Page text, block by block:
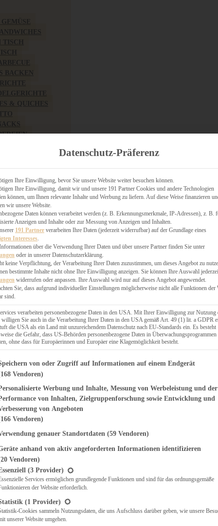
CHUTNEYS
Suche
TARTES UND PIES
–
Tarte
Datenschutz-Präferenz
Ihre Einwilligung, bevor Sie unsere Website weiter besuchen können.
Ihre Einwilligung, damit wir und unsere 191 Partner Cookies und andere Technologien
können, um Ihnen relevante Inhalte und Werbung zu liefern. Auf diese Weise finanzieren
wir unsere Website.
Daten können verarbeitet werden (z. B. Erkennungsmerkmale, IP-Adressen), z. B.
Anzeigen und Inhalte oder zur Messung von Anzeigen und Inhalten.
191 Partner verarbeiten Ihre Daten (jederzeit widerrufbar) auf der Grundlage eines
Interesses
über die Verwendung Ihrer Daten und über unsere Partner finden Sie unter
oder in unserer Datenschutzerklärung.
keine Verpflichtung, der Verarbeitung Ihrer Daten zuzustimmen, um dieses Angebot zu
bestimmte Inhalte nicht ohne Ihre Einwilligung anzeigen. Sie können Ihre Auswahl
widerrufen oder anpassen. Ihre Auswahl wird nur auf dieses Angebot angewendet.
Sie, dass aufgrund individueller Einstellungen möglicherweise nicht alle Funktionen der
sind.
verarbeiten personenbezogene Daten in den USA. Mit Ihrer Einwilligung zur Nutzung
willigen Sie auch in die Verarbeitung Ihrer Daten in den USA gemäß Art. 49 (1) lit. a GDPR
die USA als ein Land mit unzureichendem Datenschutz nach EU-Standards ein. Es besteht
die Gefahr, dass US-Behörden personenbezogene Daten in Überwachungsprogrammen
ohne dass für Europäerinnen und Europäer eine Klagemöglichkeit besteht.
finden Sie eine Liste der Zwecke des IAB Transparency and
von oder Zugriff auf Informationen auf einem Endgerät
Vendoren)
Werbung und Inhalte, Messung von Werbeleistung und der
von Inhalten, Zielgruppenforschung sowie Entwicklung und
von Angeboten
Vendoren)
genauer Standortdaten (59 Vendoren)
anhand von aktiv angeforderten Informationen identifizieren
Vendoren)
eine Liste der Service-Gruppen, für die eine Einwilligung erteilt werden
(3 Provider)
Services ermöglichen grundlegende Funktionen und sind für das ordnungsgemäße
der Website erforderlich.
(1 Provider)
Cookies sammeln Nutzungsdaten, die uns Aufschluss darüber geben, wie unsere
unserer Website umgehen.